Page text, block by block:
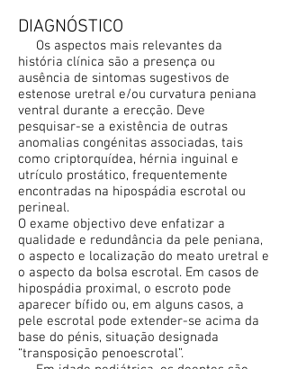
DIAGNÓSTICO
Os aspectos mais relevantes da
história clínica são a presença ou
ausência de sintomas sugestivos de
estenose uretral e/ou curvatura peniana
ventral durante a erecção. Deve
pesquisar-se a existência de outras
anomalias congénitas associadas, tais
como criptorquídea, hérnia inguinal e
utrículo prostático, frequentemente
encontradas na hipospádia escrotal ou
perineal.
O exame objectivo deve enfatizar a
qualidade e redundância da pele peniana,
o aspecto e localização do meato uretral e
o aspecto da bolsa escrotal. Em casos de
hipospádia proximal, o escroto pode
aparecer bífido ou, em alguns casos, a
pele escrotal pode extender-se acima da
base do pénis, situação designada
“transposição penoescrotal”.